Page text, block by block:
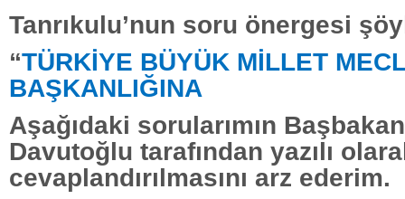
Tanrıkulu’nun soru önergesi
“TÜRKİYE BÜYÜK MİLLET
BAŞKANLIĞINA
Aşağıdaki sorularımın
Davutoğlu tarafından yazılı
cevaplandırılmasını arz ederim.